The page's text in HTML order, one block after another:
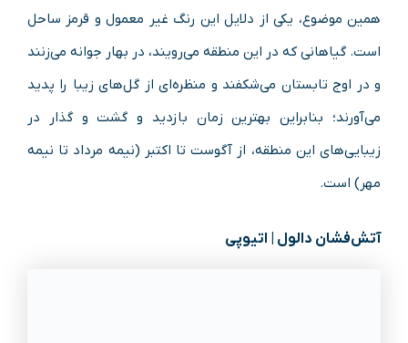
همین موضوع، یکی از دلایل این رنگ غیر معمول و قرمز ساحل
است. گیاهانی که در این منطقه می‌رویند، در بهار جوانه می‌زنند
و در اوج تابستان می‌شکفند و منظره‌ای از گل‌های زیبا را پدید
می‌آورند؛ بنابراین بهترین زمان بازدید و گشت و گذار در
زیبایی‌های این منطقه، از آگوست تا اکتبر (نیمه مرداد تا نیمه
مهر) است.
آتش‌فشان دالول | اتیوپی